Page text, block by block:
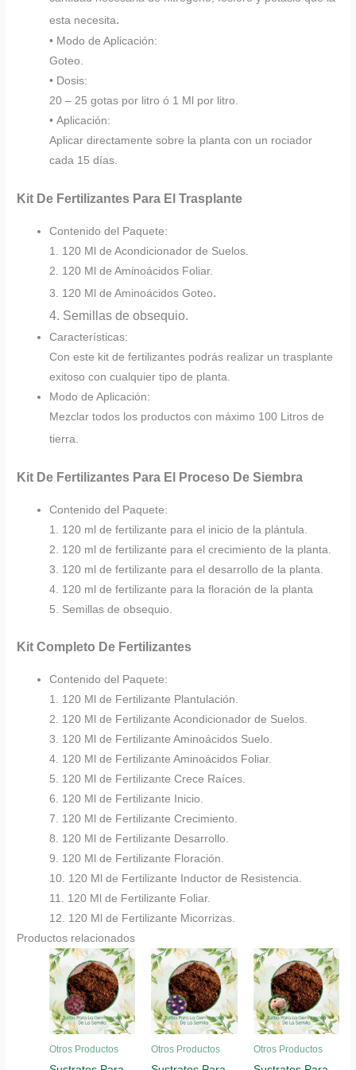
esta necesita.
• Modo de Aplicación:
Goteo.
• Dosis:
20 – 25 gotas por litro ó 1 Ml por litro.
• Aplicación:
Aplicar directamente sobre la planta con un rociador
cada 15 días.
Kit De Fertilizantes Para El Trasplante
Contenido del Paquete:
1. 120 Ml de Acondicionador de Suelos.
2. 120 Ml de Aminoácidos Foliar.
3. 120 Ml de Aminoácidos Goteo.
4. Semillas de obsequio.
Características:
Con este kit de fertilizantes podrás realizar un trasplante
exitoso con cualquier tipo de planta.
Modo de Aplicación:
Mezclar todos los productos con máximo 100 Litros de
tierra.
Kit De Fertilizantes Para El Proceso De Siembra
Contenido del Paquete:
1. 120 ml de fertilizante para el inicio de la plántula.
2. 120 ml de fertilizante para el crecimiento de la planta.
3. 120 ml de fertilizante para el desarrollo de la planta.
4. 120 ml de fertilizante para la floración de la planta
5. Semillas de obsequio.
Kit Completo De Fertilizantes
Contenido del Paquete:
1. 120 Ml de Fertilizante Plantulación.
2. 120 Ml de Fertilizante Acondicionador de Suelos.
3. 120 Ml de Fertilizante Aminoácidos Suelo.
4. 120 Ml de Fertilizante Aminoácidos Foliar.
5. 120 Ml de Fertilizante Crece Raíces.
6. 120 Ml de Fertilizante Inicio.
7. 120 Ml de Fertilizante Crecimiento.
8. 120 Ml de Fertilizante Desarrollo.
9. 120 Ml de Fertilizante Floración.
10. 120 Ml de Fertilizante Inductor de Resistencia.
11. 120 Ml de Fertilizante Foliar.
12. 120 Ml de Fertilizante Micorrizas.
Productos relacionados
Otros Productos Otros Productos Otros Productos